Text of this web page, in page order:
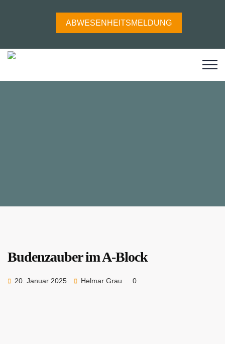
ABWESENHEITSMELDUNG
Budenzauber im A-Block
20. Januar 2025 Helmar Grau 0